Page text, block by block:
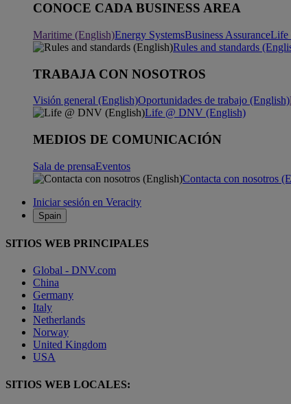
CONOCE CADA BUSINESS AREA
Maritime (English)Energy SystemsBusiness AssuranceLife
Rules and standards
TRABAJA CON NOSOTROS
Visión general (English)Oportunidades de trabajo (English)
Life @ DNV (English)
MEDIOS DE COMUNICACIÓN
Sala de prensaEventos
Contacta con nosotros
Iniciar sesión en Veracity
Spain
SITIOS WEB PRINCIPALES
Global - DNV.com
China
Germany
Italy
Netherlands
Norway
United Kingdom
USA
SITIOS WEB LOCALES: